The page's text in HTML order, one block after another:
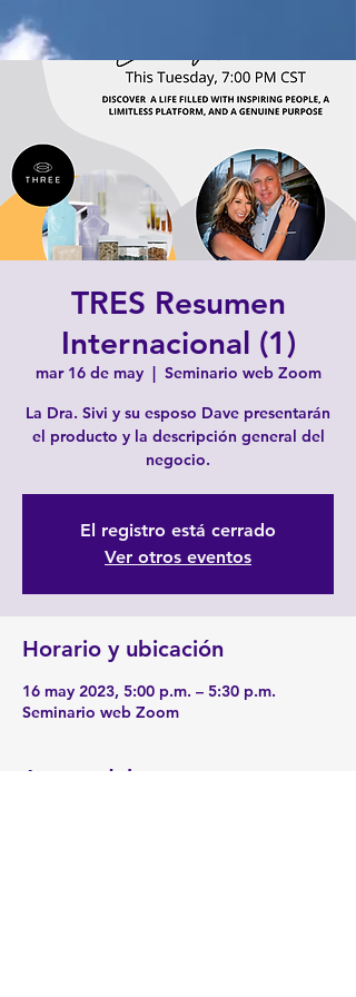
TRES Resumen
Internacional (1)
mar 16 de may
  |
Seminario web Zoom
La Dra. Sivi y su esposo Dave presentarán
el producto y la descripción general del
negocio.
El registro está cerrado
Ver otros eventos
Horario y ubicación
16 may 2023, 5:00 p.m. – 5:30 p.m.
Seminario web Zoom
Acerca del evento